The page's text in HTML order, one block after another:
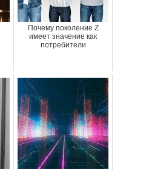
Почему поколение Z
имеет значение как
потребители